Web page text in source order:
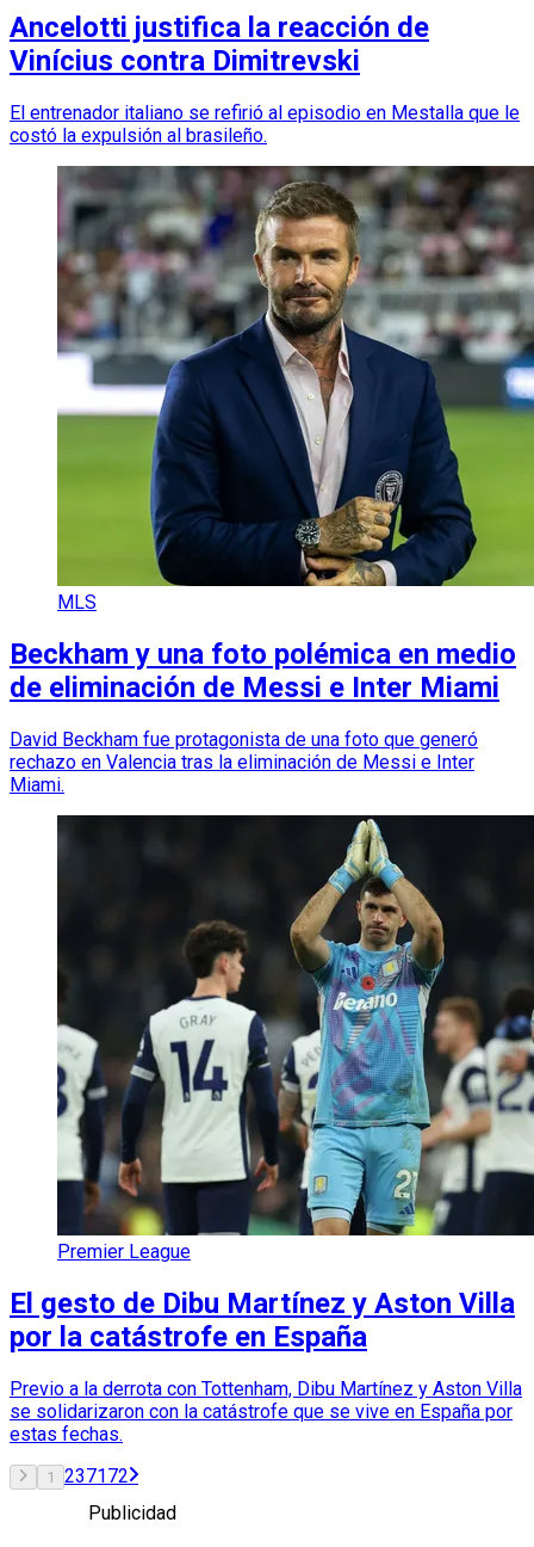
Ancelotti justifica la reacción de
Vinícius contra Dimitrevski
El entrenador italiano se refirió al episodio en Mestalla que le
costó la expulsión al brasileño.
MLS
Beckham y una foto polémica en medio
de eliminación de Messi e Inter Miami
David Beckham fue protagonista de una foto que generó
rechazo en Valencia tras la eliminación de Messi e Inter
Miami.
Premier League
El gesto de Dibu Martínez y Aston Villa
por la catástrofe en España
Previo a la derrota con Tottenham, Dibu Martínez y Aston Villa
se solidarizaron con la catástrofe que se vive en España por
estas fechas.
1 237172
Publicidad